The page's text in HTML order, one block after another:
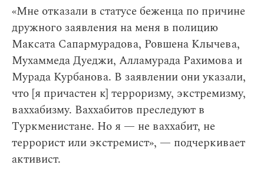
«Мне отказали в статусе беженца по причине
дружного заявления на меня в полицию
Максата Сапармурадова, Ровшена Клычева,
Мухаммеда Дуеджи, Алламурада Рахимова и
Мурада Курбанова. В заявлении они указали,
что [я причастен к] терроризму, экстремизму,
ваххабизму. Ваххабитов преследуют в
Туркменистане. Но я — не ваххабит, не
террорист или экстремист», — подчеркивает
активист.